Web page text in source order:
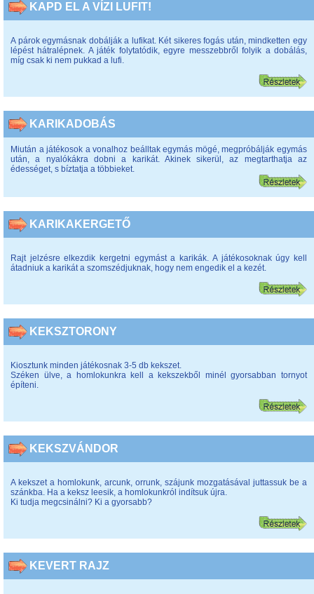
KAPD EL A VÍZI LUFIT!
A párok egymásnak dobálják a lufikat. Két sikeres fogás után, mindketten egy
lépést hátralépnek. A játék folytatódik, egyre messzebbről folyik a dobálás,
míg csak ki nem pukkad a lufi.
KARIKADOBÁS
Miután a játékosok a vonalhoz beálltak egymás mögé, megpróbálják egymás
után, a nyalókákra dobni a karikát. Akinek sikerül, az megtarthatja az
édességet, s bíztatja a többieket.
KARIKAKERGETŐ
Rajt jelzésre elkezdik kergetni egymást a karikák. A játékosoknak úgy kell
átadniuk a karikát a szomszédjuknak, hogy nem engedik el a kezét.
KEKSZTORONY
Kiosztunk minden játékosnak 3-5 db kekszet.
Széken ülve, a homlokunkra kell a kekszekből minél gyorsabban tornyot
építeni.
KEKSZVÁNDOR
A kekszet a homlokunk, arcunk, orrunk, szájunk mozgatásával juttassuk be a
szánkba. Ha a keksz leesik, a homlokunkról indítsuk újra.
Ki tudja megcsinálni? Ki a gyorsabb?
KEVERT RAJZ